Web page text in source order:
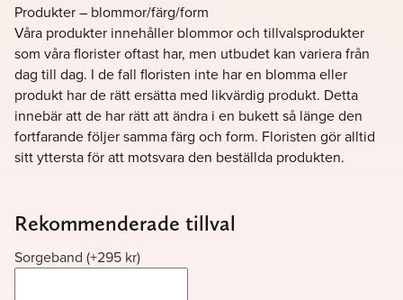
Produkter – blommor/färg/form
Våra produkter innehåller blommor och tillvalsprodukter
som våra florister oftast har, men utbudet kan variera från
dag till dag. I de fall floristen inte har en blomma eller
produkt har de rätt ersätta med likvärdig produkt. Detta
innebär att de har rätt att ändra i en bukett så länge den
fortfarande följer samma färg och form. Floristen gör alltid
sitt yttersta för att motsvara den beställda produkten.
Rekommenderade tillval
Sorgeband (+295 kr)